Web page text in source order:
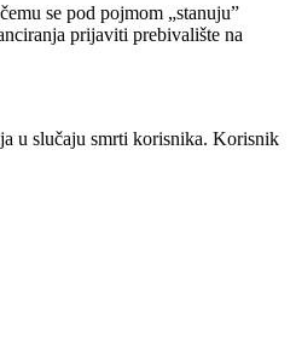
se pod pojmom „stanuju”
prijaviti prebivalište na
u slučaju smrti korisnika. Korisnik